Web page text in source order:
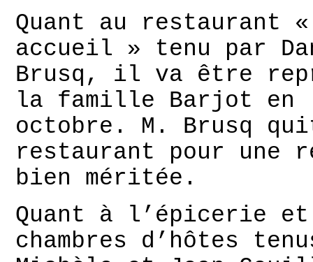
Quant au restaurant «
accueil » tenu par
Brusq, il va être
la famille Barjot en
octobre. M. Brusq
restaurant pour une
bien méritée.
Quant à l’épicerie et
chambres d’hôtes